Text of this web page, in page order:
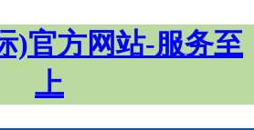
)官方网站-服务至
上